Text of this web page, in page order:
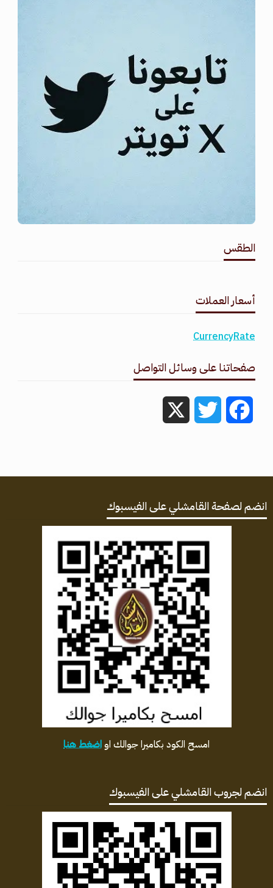
الطقس
أسعار العملات
CurrencyRate
صفحاتنا على وسائل التواصل
Facebook
Twitter
انضم لصفحة القامشلي على الفيسبوك
امسح الكود بكاميرا جوالك اواضغط هنا
انضم لجروب القامشلي على الفيسبوك